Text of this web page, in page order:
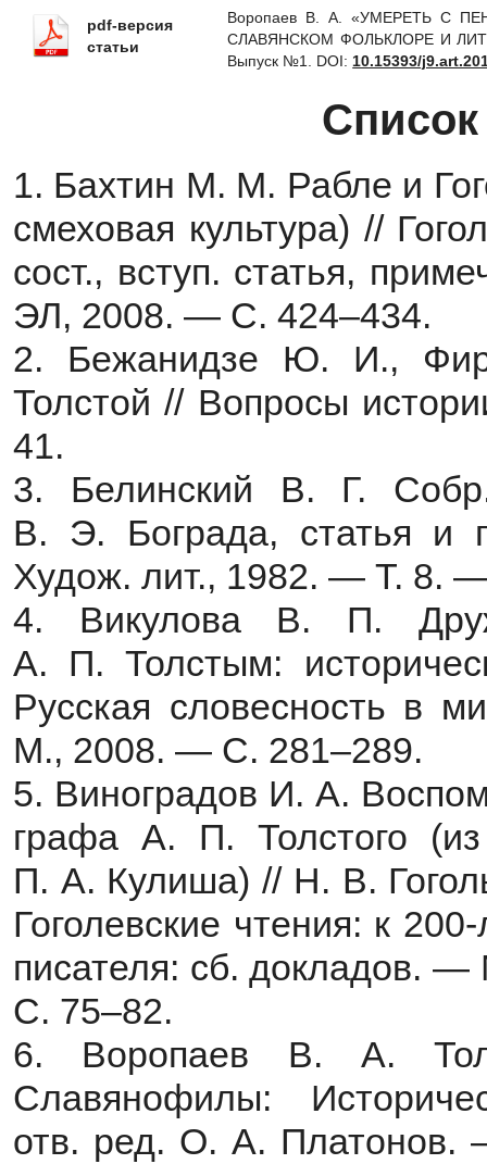
pdf-версия
статьи
Воропаев В. А. «УМЕРЕТЬ С
СЛАВЯНСКОМ ФОЛЬКЛОРЕ И
Выпуск №1. DOI: 10.15393/
1. Бахтин М. М. Рабле и
смеховая культура) //
сост., вступ. статья,
ЭЛ, 2008. — С. 424–434.
2. Бежанидзе Ю. И.,
Толстой // Вопросы
41.
3. Белинский В. Г.
В. Э. Бограда, статья
Худож. лит., 1982. — Т. 8.
4. Викулова В. П.
А. П. Толстым:
Русская словесность в
М., 2008. — С. 281–289.
5. Виноградов И. А.
графа А. П. Толстого (из
П. А. Кулиша) // Н. В.
Гоголевские чтения: к
писателя: сб. докладов.
С. 75–82.
6. Воропаев В. А.
Славянофилы:
отв. ред. О. А. Платонов.